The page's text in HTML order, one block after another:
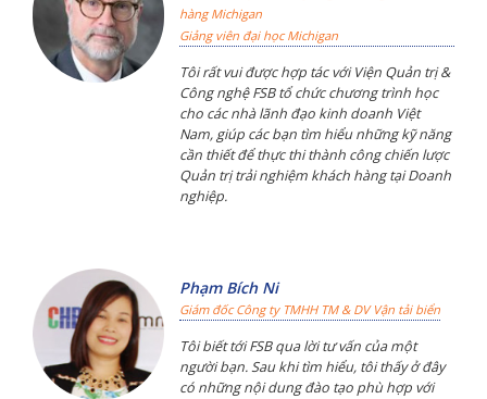
Tôi rất vui được hợp tác với Viện Quản trị &
Công nghệ FSB tổ chức chương trình học
cho các nhà lãnh đạo kinh doanh Việt
Nam, giúp các bạn tìm hiểu những kỹ năng
cần thiết để thực thi thành công chiến lược
Quản trị trải nghiệm khách hàng tại Doanh
nghiệp.
Tôi biết tới FSB qua lời tư vấn của một
người bạn. Sau khi tìm hiểu, tôi thấy ở đây
có những nội dung đào tạo phù hợp với
nhu cầu của mình. Từ quá trình học tập tại
đây, tôi đã thay đổi tư duy và định hướng
phát triển mới cho doanh nghiệp của mình